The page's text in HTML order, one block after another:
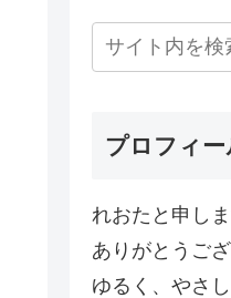
プロフィー
れおたと申し
ありがとうござ
ゆるく、やさ